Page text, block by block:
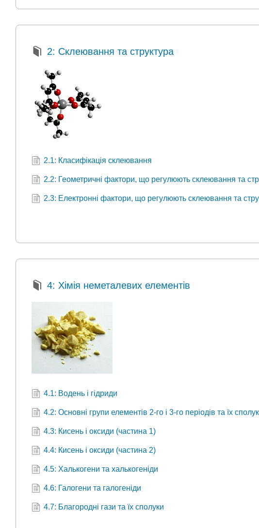
2: Склеювання та структура
2.1: Класифікація склеювання
2.2: Геометричні фактори, що регулюють склеювання та
2.3: Електронні фактори, що регулюють склеювання та
4: Хімія неметалевих елементів
4.1: Водень і гідриди
4.2: Основні групи елементів 2-го і 3-го періодів та їх
4.3: Кисень і оксиди (частина 1)
4.4: Кисень і оксиди (частина 2)
4.5: Халькогени та халькогеніди
4.6: Галогени та галогеніди
4.7: Благородні гази та їх сполуки